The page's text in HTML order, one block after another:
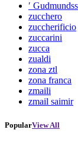
′
zucchero
zuccherificio
zuccarini
zucca
zualdi
zona ztl
zona franca
zmaili
zmail saimir
PopularView All